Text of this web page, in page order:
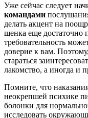
Уже сейчас следует
командами
делать акцент на
щенка еще достаточно
требовательность
доверие к вам.
стараться
лакомство, а иногда и
Помните, что
неокрепшей психике
болонки для
исследовать